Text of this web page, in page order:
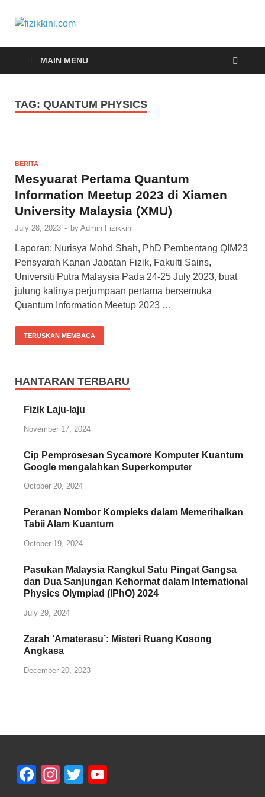
fizikkini.com
MAIN MENU
TAG: QUANTUM PHYSICS
BERITA
Mesyuarat Pertama Quantum
Information Meetup 2023 di Xiamen
University Malaysia (XMU)
July 28, 2023 - by Admin Fizikkini
Laporan: Nurisya Mohd Shah, PhD Pembentang QIM23
Pensyarah Kanan Jabatan Fizik, Fakulti Sains,
Universiti Putra Malaysia Pada 24-25 July 2023, buat
julung kalinya perjumpaan pertama bersemuka
Quantum Information Meetup 2023 …
TERUSKAN MEMBACA
HANTARAN TERBARU
Fizik Laju-laju
November 17, 2024
Cip Pemprosesan Sycamore Komputer Kuantum
Google mengalahkan Superkomputer
October 20, 2024
Peranan Nombor Kompleks dalam Memerihalkan
Tabii Alam Kuantum
October 19, 2024
Pasukan Malaysia Rangkul Satu Pingat Gangsa
dan Dua Sanjungan Kehormat dalam International
Physics Olympiad (IPhO) 2024
July 29, 2024
Zarah ‘Amaterasu’: Misteri Ruang Kosong
Angkasa
December 20, 2023
Facebook
Instagram
Twitter